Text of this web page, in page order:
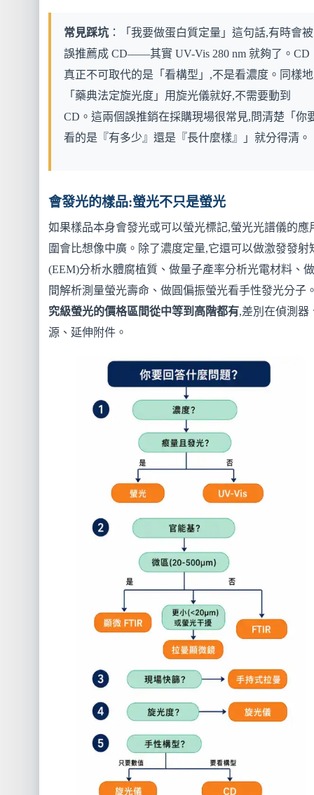
常見踩坑：「我要做蛋白質定量」這句話,有時會被
誤推薦成 CD——其實 UV-Vis 280 nm 就夠了。CD
真正不可取代的是「看構型」,不是看濃度。同樣
「藥典法定旋光度」用旋光儀就好,不需要動到
CD。這兩個誤推銷在採購現場很常見,問清楚「你
看的是『有多少』還是『長什麼樣』」就分得清。
會發光的樣品:螢光不只是螢光
如果樣品本身會發光或可以螢光標記,螢光光譜儀的應
圍會比想像中廣。除了濃度定量,它還可以做激發發射
(EEM)分析水體腐植質、做量子產率分析光電材料、
間解析測量螢光壽命、做圓偏振螢光看手性發光分子
究級螢光的價格區間從中等到高階都有,差別在偵測器
源、延伸附件。